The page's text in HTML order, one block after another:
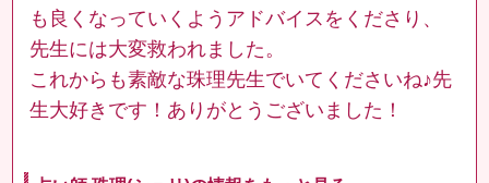
も良くなっていくようアドバイスをくださり、
先生には大変救われました。
これからも素敵な珠理先生でいてくださいね♪先
生大好きです！ありがとうございました！